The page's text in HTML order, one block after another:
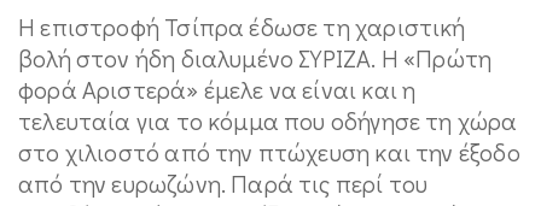
Η επιστροφή Τσίπρα έδωσε τη χαριστική
βολή στον ήδη διαλυμένο ΣΥΡΙΖΑ. Η «Πρώτη
φορά Αριστερά» έμελε να είναι και η
τελευταία για το κόμμα που οδήγησε τη χώρα
στο χιλιοστό από την πτώχευση και την έξοδο
από την ευρωζώνη. Παρά τις περί του